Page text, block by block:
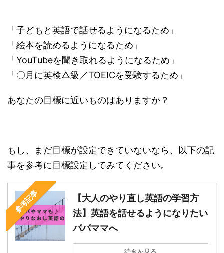
「子どもと英語で話せるようになるため」
「絵本を読めるようになるため」
「YouTubeを聞き取れるようになるため」
「〇月に英検△級／TOEICを受験するため」
あなたの目標に近いものはありますか？
もし、まだ目標が設定できていないなら、以下の記
事を参考に目標設定してみてください。
参考記事
【大人のやり直し英語の学習方
法】英語を話せるようになりたい
パパママへ
続きを見る